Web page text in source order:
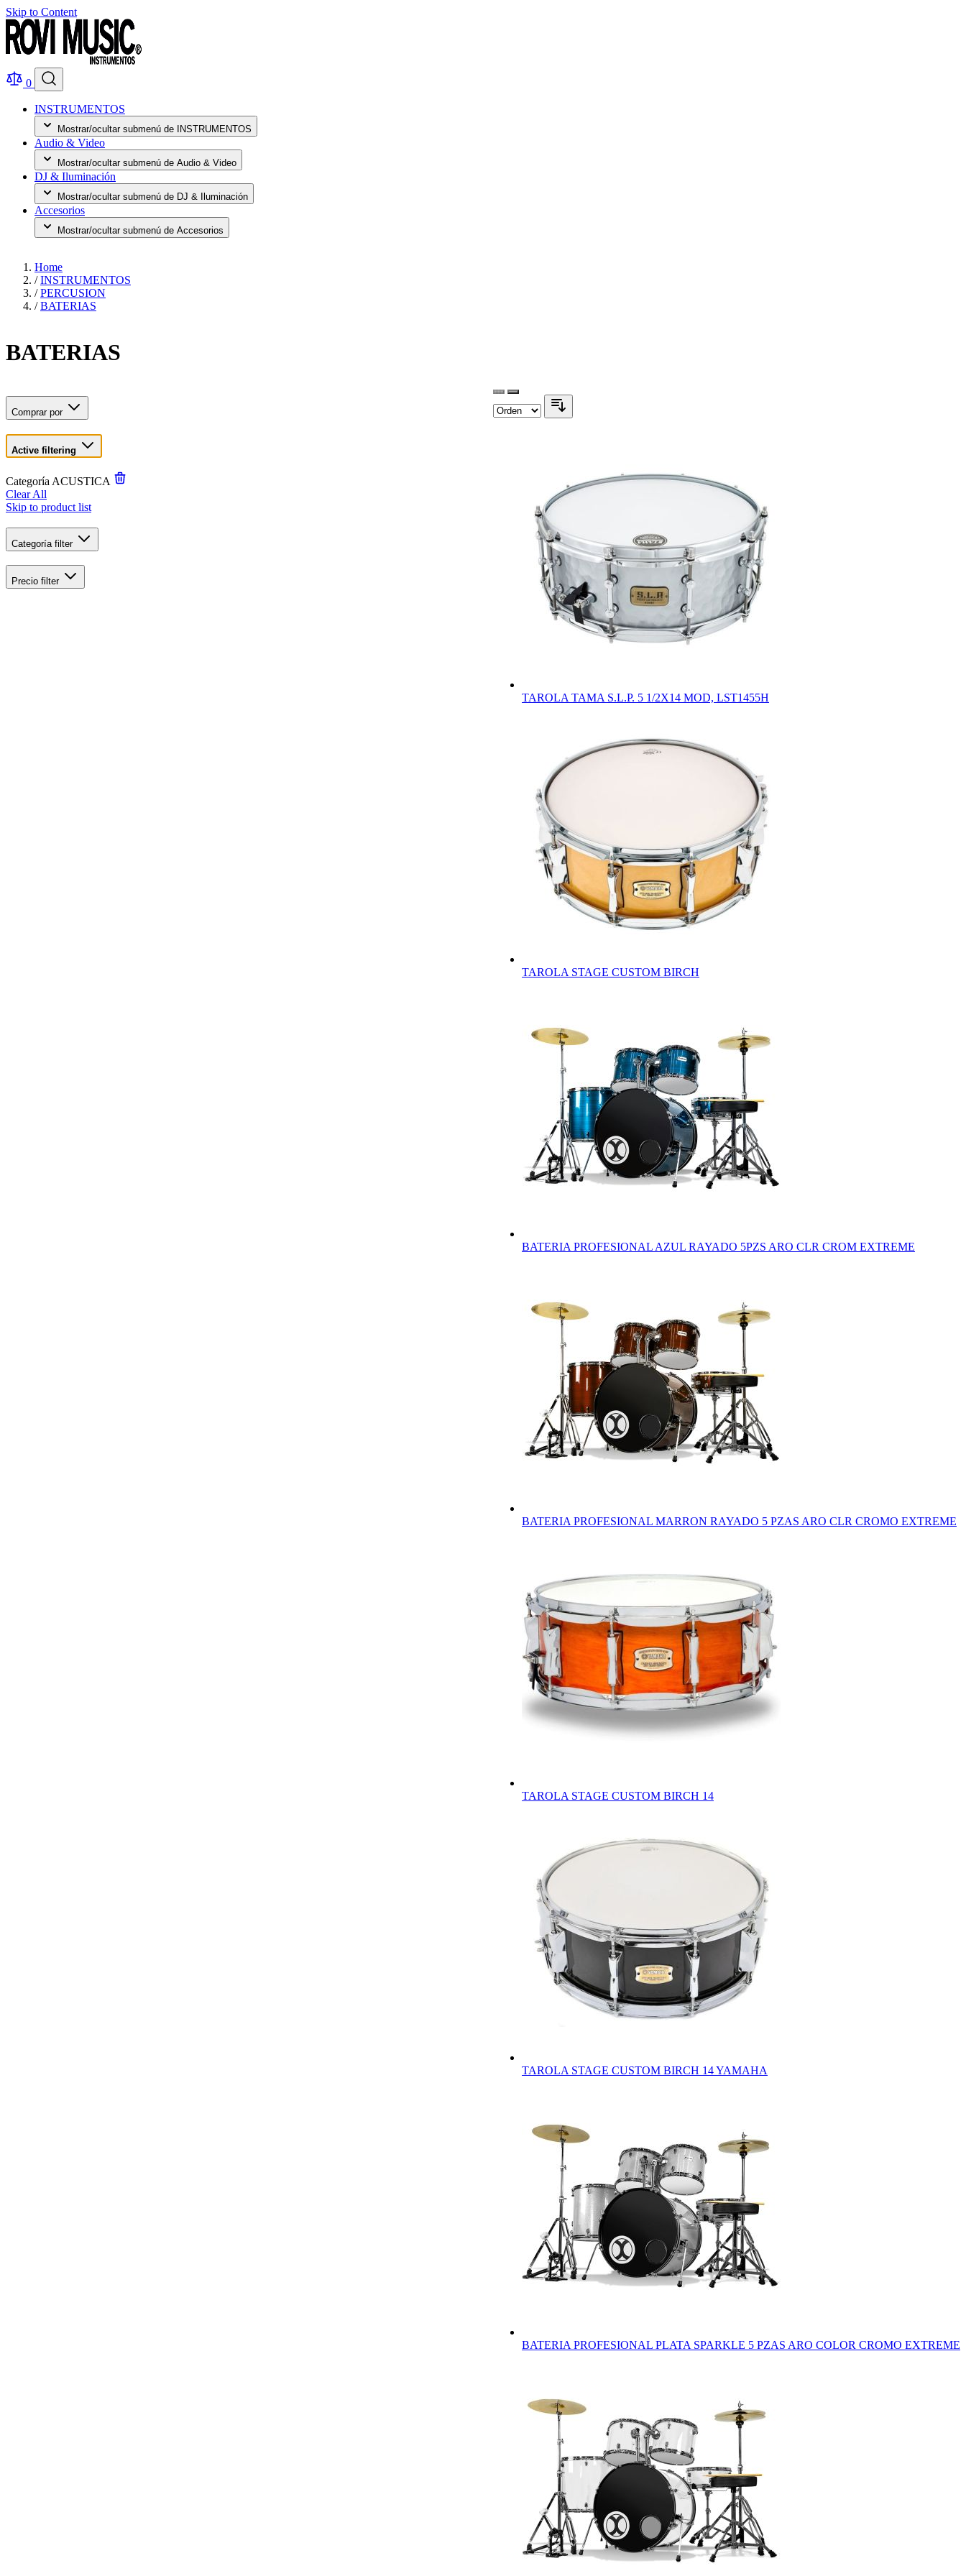
Skip to Content
0
INSTRUMENTOS
Mostrar/ocultar submenú de INSTRUMENTOS
Audio & Video
Mostrar/ocultar submenú de Audio & Video
DJ & Iluminación
Mostrar/ocultar submenú de DJ & Iluminación
Accesorios
Mostrar/ocultar submenú de Accesorios
Home
/ INSTRUMENTOS
/ PERCUSION
/ BATERIAS
BATERIAS
Comprar por
Active filtering
CategoríaACUSTICA
Clear All
Skip to product list
Categoría filter
Precio filter
TAROLA TAMA S.L.P. 5 1/2X14 MOD, LST1455H
TAROLA STAGE CUSTOM BIRCH
BATERIA PROFESIONAL AZUL RAYADO 5PZS ARO CLR CROM EXTREME
BATERIA PROFESIONAL MARRON RAYADO 5 PZAS ARO CLR CROMO EXTREME
TAROLA STAGE CUSTOM BIRCH 14
TAROLA STAGE CUSTOM BIRCH 14 YAMAHA
BATERIA PROFESIONAL PLATA SPARKLE 5 PZAS ARO COLOR CROMO EXTREME